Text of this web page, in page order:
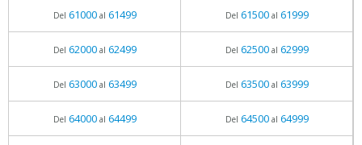
Del 61000al 61499 Del 61500al 61999
Del 62000al 62499 Del 62500al 62999
Del 63000al 63499 Del 63500al 63999
Del 64000al 64499 Del 64500al 64999